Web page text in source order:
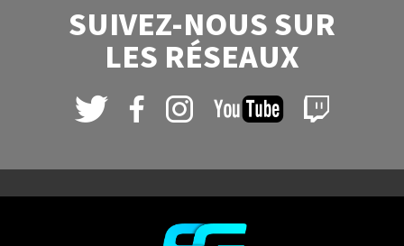
SUIVEZ-NOUS SUR
LES RÉSEAUX